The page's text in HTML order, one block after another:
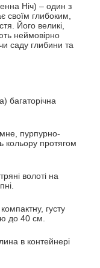
Ніч) – один з
своїм глибоким,
Його великі,
неймовірно
саду глибини та
багаторічна
пурпурно-
кольору протягом
волоті на
густу
до 40 см.
в контейнері